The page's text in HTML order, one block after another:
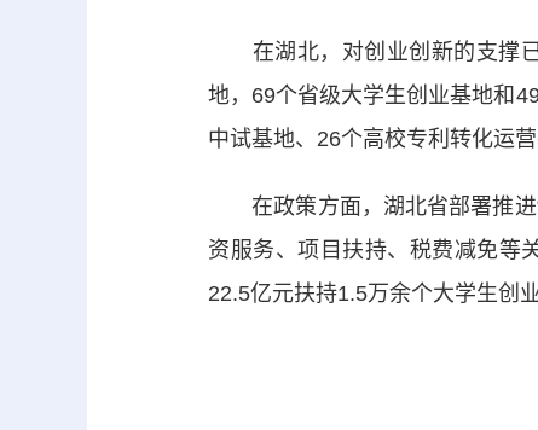
在湖北，对创业创新的支撑已
地，69个省级大学生创业基地和
中试基地、26个高校专利转化运
在政策方面，湖北省部署推进“
资服务、项目扶持、税费减免等
22.5亿元扶持1.5万余个大学生创